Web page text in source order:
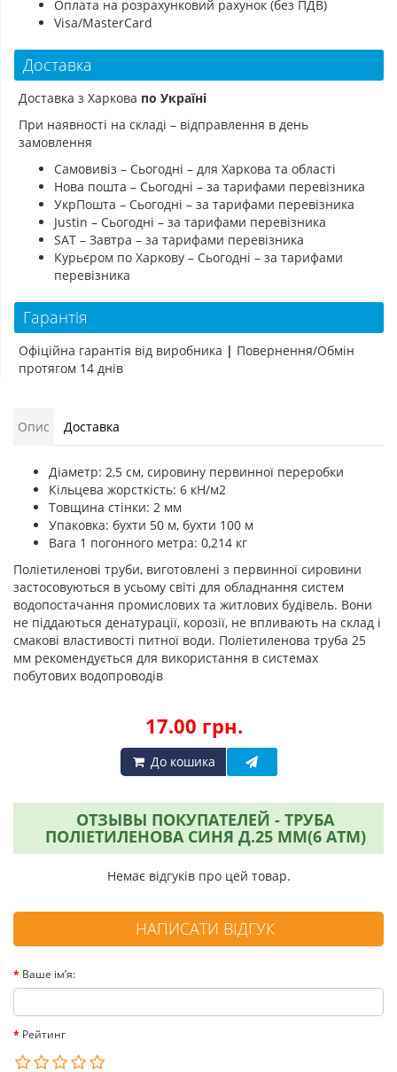
Оплата на розрахунковий рахунок (без ПДВ)
Visa/MasterCard
Доставка
Доставка з Харкова по Україні
При наявності на складі – відправлення в день
замовлення
Самовивіз – Сьогодні – для Харкова та області
Нова пошта – Сьогодні – за тарифами перевізника
УкрПошта – Сьогодні – за тарифами перевізника
Justin – Сьогодні – за тарифами перевізника
SAT – Завтра – за тарифами перевізника
Курьєром по Харкову – Сьогодні – за тарифами
перевізника
Гарантія
Офіційна гарантія від виробника | Повернення/Обмін
протягом 14 днів
Опис Доставка
Діаметр: 2,5 см, сировину первинної переробки
Кільцева жорсткість: 6 кН/м2
Товщина стінки: 2 мм
Упаковка: бухти 50 м, бухти 100 м
Вага 1 погонного метра: 0,214 кг
Поліетиленові труби, виготовлені з первинної сировини
застосовуються в усьому світі для обладнання систем
водопостачання промислових та житлових будівель. Вони
не піддаються денатурації, корозії, не впливають на склад і
смакові властивості питної води. Поліетиленова труба 25
мм рекомендується для використання в системах
побутових водопроводів
17.00 грн.
До кошика
ОТЗЫВЫ ПОКУПАТЕЛЕЙ - ТРУБА
ПОЛІЕТИЛЕНОВА СИНЯ Д.25 ММ(6 АТМ)
Немає відгуків про цей товар.
НАПИСАТИ ВІДГУК
Ваше ім’я:
Рейтинг